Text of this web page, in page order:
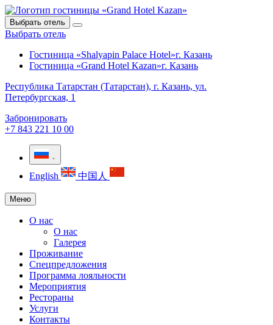
Выбрать отель
Выбрать отель
Гостиница «Shalyapin Palace Hotel»г. Казань
Гостиница «Grand Hotel Kazan»г. Казань
Республика Татарстан (Татарстан), г. Казань, ул.
Петербургская, 1
Забронировать
+7 843 221 10 00
English 中国人
Меню
О нас
О нас
Галерея
Проживание
Спецпредложения
Программа лояльности
Мероприятия
Рестораны
Услуги
Контакты